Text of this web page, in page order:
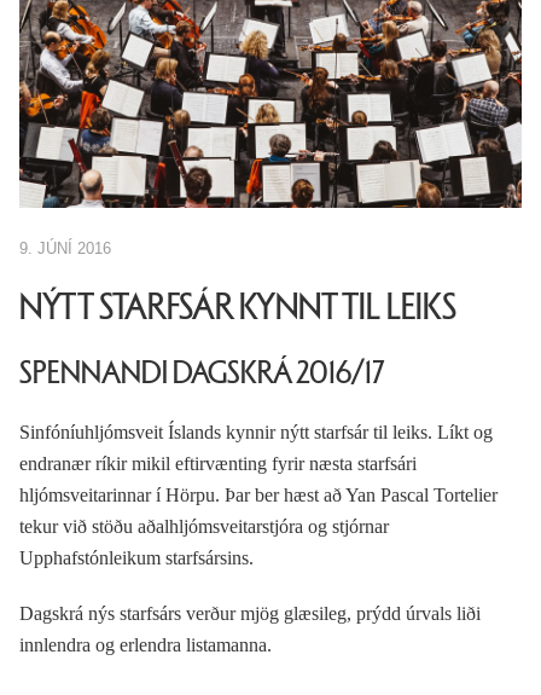
9. JÚNÍ 2016
NÝTT STARFSÁR KYNNT TIL LEIKS
SPENNANDI DAGSKRÁ 2016/17
Sinfóníuhljómsveit Íslands kynnir nýtt starfsár til leiks. Líkt og
endranær ríkir mikil eftirvænting fyrir næsta starfsári
hljómsveitarinnar í Hörpu. Þar ber hæst að Yan Pascal Tortelier
tekur við stöðu aðalhljómsveitarstjóra og stjórnar
Upphafstónleikum starfsársins.
Dagskrá nýs starfsárs verður mjög glæsileg, prýdd úrvals liði
innlendra og erlendra listamanna.